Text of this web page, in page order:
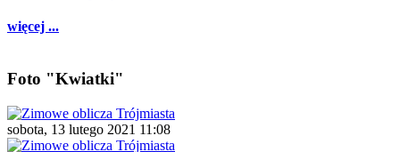
więcej ...
Foto "Kwiatki"
sobota, 13 lutego 2021 11:08